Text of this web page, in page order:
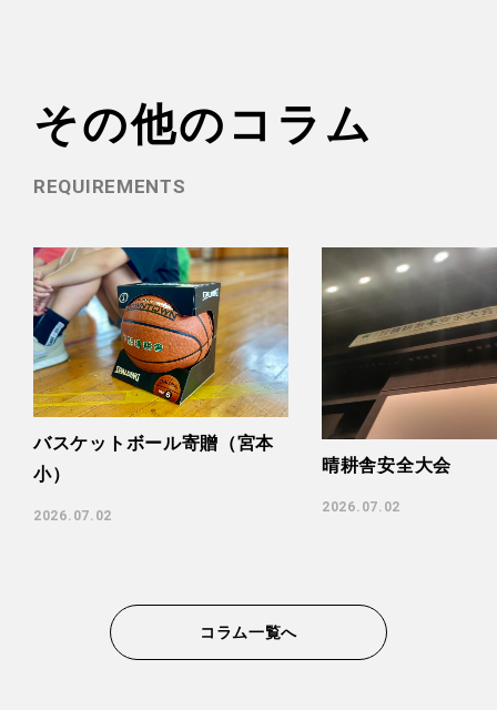
その他のコラム
REQUIREMENTS
バスケットボール寄贈（宮本
小）
2026.07.02
晴耕舎安全大会
2026.07.02
コラム一覧へ